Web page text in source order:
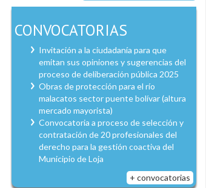
CONVOCATORIAS
Invitación a la ciudadanía para que
emitan sus opiniones y sugerencias del
proceso de deliberación pública 2025
Obras de protección para el río
malacatos sector puente bolívar (altura
mercado mayorista)
Convocatoria a proceso de selección y
contratación de 20 profesionales del
derecho para la gestión coactiva del
Municipio de Loja
+ convocatorias